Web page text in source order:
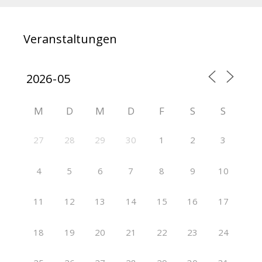
Veranstaltungen
M D M D F S S
27 28 29 30 1 2 3
4 5 6 7 8 9 10
11 12 13 14 15 16 17
18 19 20 21 22 23 24